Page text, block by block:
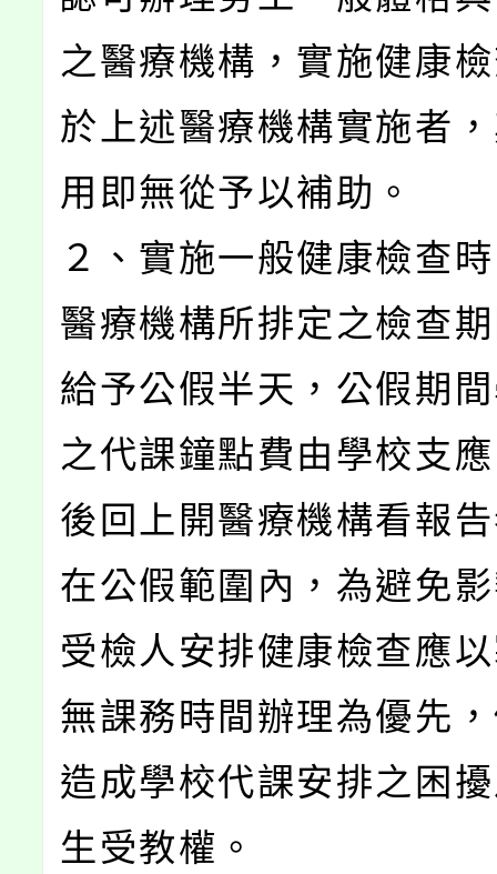
之醫療機構，實施健康
於上述醫療機構實施者
用即無從予以補助。
２、實施一般健康檢查
醫療機構所排定之檢查
給予公假半天，公假期
之代課鐘點費由學校支
後回上開醫療機構看報
在公假範圍內，為避免
受檢人安排健康檢查應
無課務時間辦理為優先
造成學校代課安排之困
生受教權。